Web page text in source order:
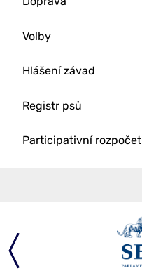
Volby
Hlášení závad
Registr psů
Participativní rozpočet